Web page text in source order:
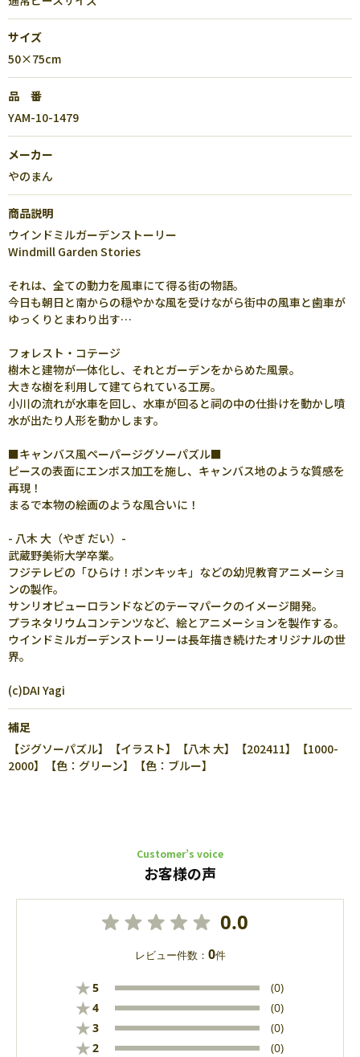
サイズ
50×75cm
品 番
YAM-10-1479
メーカー
やのまん
商品説明
ウインドミルガーデンストーリー
Windmill Garden Stories
それは、全ての動力を風車にて得る街の物語。
今日も朝日と南からの穏やかな風を受けながら街中の風車と歯車が
ゆっくりとまわり出す…
フォレスト・コテージ
樹木と建物が一体化し、それとガーデンをからめた風景。
大きな樹を利用して建てられている工房。
小川の流れが水車を回し、水車が回ると祠の中の仕掛けを動かし噴
水が出たり人形を動かします。
■キャンバス風ペーパージグソーパズル■
ピースの表面にエンボス加工を施し、キャンバス地のような質感を
再現！
まるで本物の絵画のような風合いに！
- 八木 大（やぎ だい）-
武蔵野美術大学卒業。
フジテレビの「ひらけ！ポンキッキ」などの幼児教育アニメーショ
ンの製作。
サンリオピューロランドなどのテーマパークのイメージ開発。
プラネタリウムコンテンツなど、絵とアニメーションを製作する。
ウインドミルガーデンストーリーは長年描き続けたオリジナルの世
界。
(c)DAI Yagi
補足
【ジグソーパズル】【イラスト】【八木 大】【202411】【1000-
2000】【色：グリーン】【色：ブルー】
Customer’s voice
お客様の声
0.0
レビュー件数： 0件
★5 (0)
★4 (0)
★3 (0)
★2 (0)